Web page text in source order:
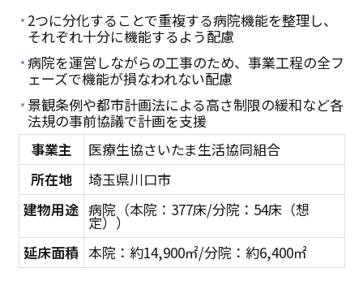
2つに分化することで重複する病院機能を整理し、
それぞれ十分に機能するよう配慮
病院を運営しながらの工事のため、事業工程の全フ
ェーズで機能が損なわれない配慮
景観条例や都市計画法による高さ制限の緩和など各
法規の事前協議で計画を支援
事業主
医療生協さいたま生活協同組合
所在地
埼玉県川口市
建物用途 病院（本院：377床/分院：54床（想
定））
延床面積 本院：約14,900㎡/分院：約6,400㎡